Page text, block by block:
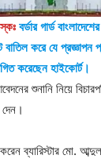
বর্ডার গার্ড
করে যে প্রজ্ঞাপন
করেছেন হাইকোর্ট।
শুনানি নিয়ে
দেন।
ব্যারিস্টার মো.